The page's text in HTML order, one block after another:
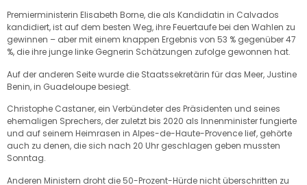
Premierministerin Elisabeth Borne, die als Kandidatin in Calvados
kandidiert, ist auf dem besten Weg, ihre Feuertaufe bei den Wahlen zu
gewinnen – aber mit einem knappen Ergebnis von 53 % gegenüber 47
%, die ihre junge linke Gegnerin Schätzungen zufolge gewonnen hat.
Auf der anderen Seite wurde die Staatssekretärin für das Meer, Justine
Benin, in Guadeloupe besiegt.
Christophe Castaner, ein Verbündeter des Präsidenten und seines
ehemaligen Sprechers, der zuletzt bis 2020 als Innenminister fungierte
und auf seinem Heimrasen in Alpes-de-Haute-Provence lief, gehörte
auch zu denen, die sich nach 20 Uhr geschlagen geben mussten
Sonntag.
Anderen Ministern droht die 50-Prozent-Hürde nicht überschritten zu